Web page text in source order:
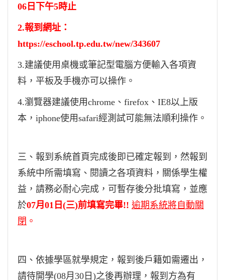
06日下午5時止
2.報到網址：
https://eschool.tp.edu.tw/new/343607
3.建議使用桌機或筆記型電腦方便輸入各項資
料，平板及手機亦可以操作。
4.瀏覽器建議使用chrome、firefox、IE8以上版
本，iphone使用safari經測試可能無法順利操作。
三、報到系統首頁完成後即已確定報到，然報到
系統中所需填寫、閱讀之各項資料，關係學生權
益，請務必耐心完成，可暫存後分批填寫，並應
於07月01日(三)前填寫完畢!! 逾期系統將自動關
閉 。
四、依據學區就學規定，報到後戶籍如需遷出，
請待開學(08月30日)之後再辦理，報到方為有